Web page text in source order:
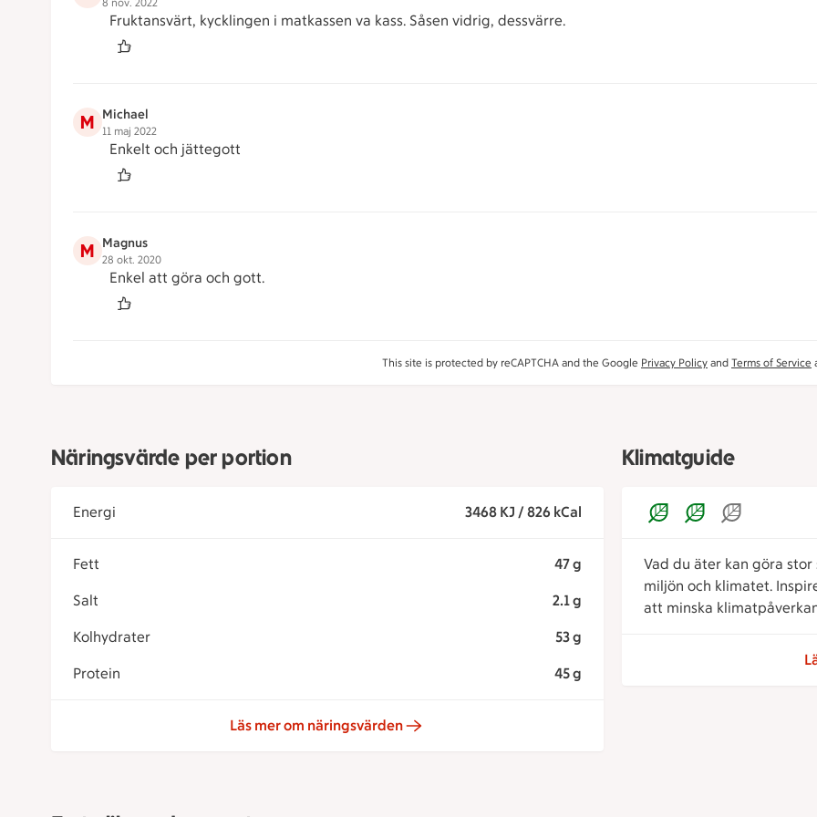
8 nov. 2022
Fruktansvärt, kycklingen i matkassen va kass. Såsen vidrig, dessvärre.
M Michael
11 maj 2022
Enkelt och jättegott
M Magnus
28 okt. 2020
Enkel att göra och gott.
This site is protected by reCAPTCHA and the Google Privacy Policy and Terms of Service
Näringsvärde per portion
Energi 3468 KJ / 826 kCal
Fett 47 g
Salt 2.1 g
Kolhydrater 53 g
Protein 45 g
Läs mer om näringsvärden
Klimatguide
Vad du äter kan göra
miljön och klimatet.
att minska